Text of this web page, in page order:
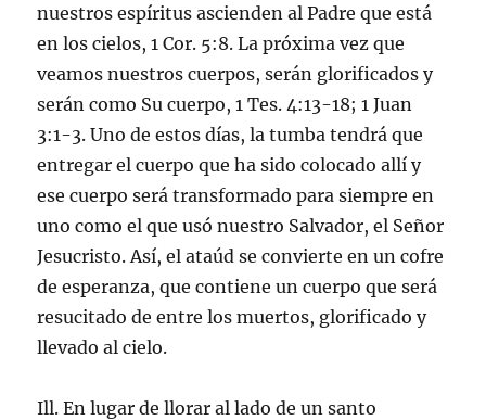
nuestros espíritus ascienden al Padre que está
en los cielos, 1 Cor. 5:8. La próxima vez que
veamos nuestros cuerpos, serán glorificados y
serán como Su cuerpo, 1 Tes. 4:13-18; 1 Juan
3:1-3. Uno de estos días, la tumba tendrá que
entregar el cuerpo que ha sido colocado allí y
ese cuerpo será transformado para siempre en
uno como el que usó nuestro Salvador, el Señor
Jesucristo. Así, el ataúd se convierte en un cofre
de esperanza, que contiene un cuerpo que será
resucitado de entre los muertos, glorificado y
llevado al cielo.
Ill. En lugar de llorar al lado de un santo